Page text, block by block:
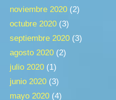
noviembre 2020 (2)
octubre 2020 (3)
septiembre 2020 (3)
agosto 2020 (2)
julio 2020 (1)
junio 2020 (3)
mayo 2020 (4)